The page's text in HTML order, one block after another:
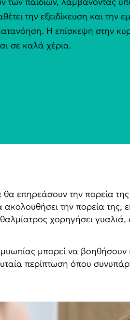
την εξειδίκευση και την
κατανόηση. Η επίσκεψη στην
σε καλά χέρια.
επηρεάσουν την πορεία
την πορεία της,
χορηγήσει
μπορεί να βοηθήσουν
περίπτωση όπου